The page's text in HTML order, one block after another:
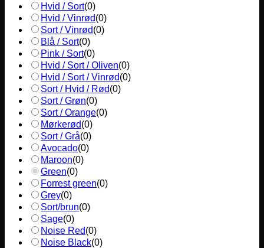
Hvid / Sort(0)
Hvid / Vinrød(0)
Sort / Vinrød(0)
Blå / Sort(0)
Pink / Sort(0)
Hvid / Sort / Oliven(0)
Hvid / Sort / Vinrød(0)
Sort / Hvid / Rød(0)
Sort / Grøn(0)
Sort / Orange(0)
Mørkerød(0)
Sort / Grå(0)
Avocado(0)
Maroon(0)
Green(0)
Forrest green(0)
Grey(0)
Sort/brun(0)
Sage(0)
Noise Red(0)
Noise Black(0)